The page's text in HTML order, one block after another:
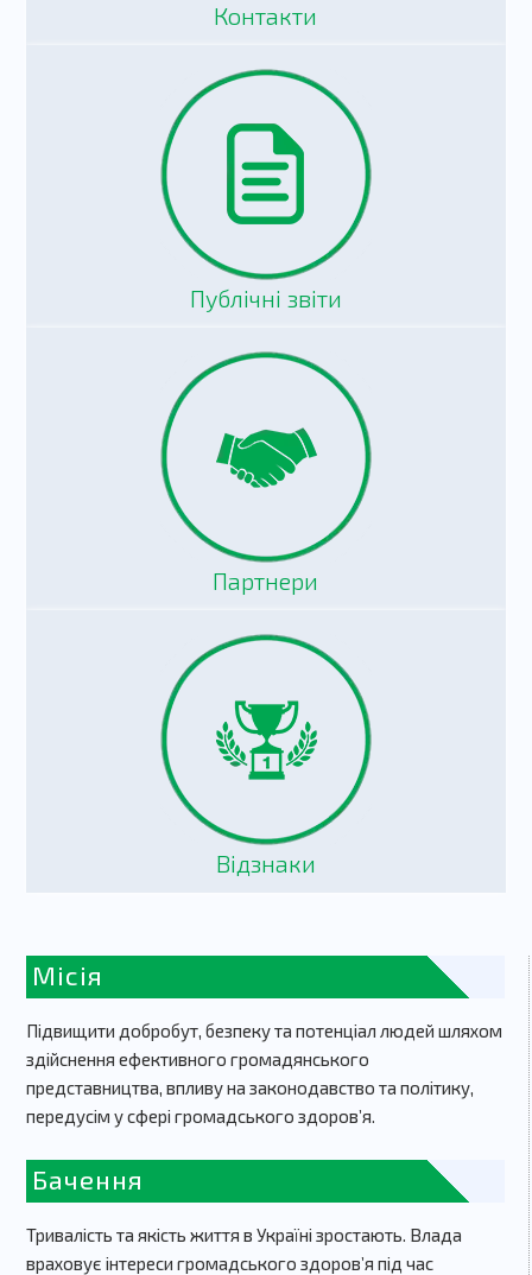
Контакти
Публічні звіти
Партнери
Відзнаки
Місія
Підвищити добробут, безпеку та потенціал людей шляхом
здійснення ефективного громадянського
представництва, впливу на законодавство та політику,
передусім у сфері громадського здоров’я.
Бачення
Тривалість та якість життя в Україні зростають. Влада
враховує інтереси громадського здоров’я під час